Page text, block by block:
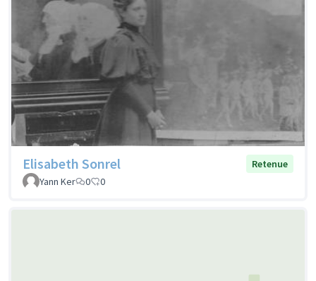
Elisabeth Sonrel
Retenue
Yann Ker
0 0